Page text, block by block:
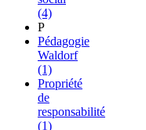
(4)
P
Pédagogie
Waldorf
(1)
Propriété
de
responsabilité
(1)